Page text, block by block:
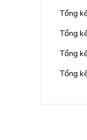
Tổng
Tổng
Tổng
Tổng